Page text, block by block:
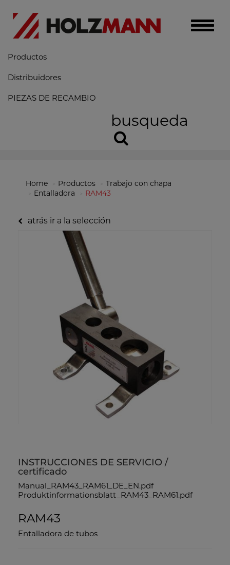
Toggle
Productos
Distribuidores
PIEZAS DE RECAMBIO
busqueda
Home Productos
Trabajo con chapa
Entalladora
RAM43
atrás ir a la selección
INSTRUCCIONES DE SERVICIO /
certificado
Manual_RAM43_RAM61_DE_EN.pdf
Produktinformationsblatt_RAM43_RAM61.pdf
RAM43
Entalladora de tubos